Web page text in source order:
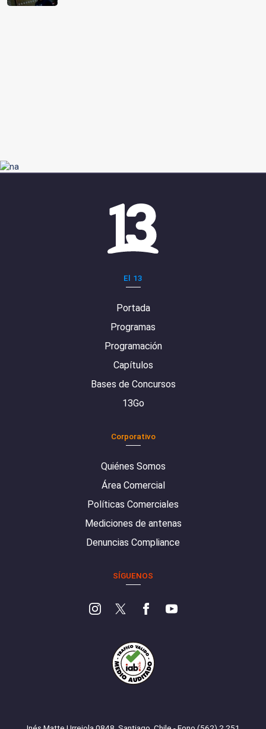
El 13
Portada
Programas
Programación
Capítulos
Bases de Concursos
13Go
Corporativo
Quiénes Somos
Área Comercial
Políticas Comerciales
Mediciones de antenas
Denuncias Compliance
SÍGUENOS